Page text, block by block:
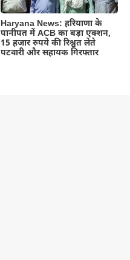
Haryana News: हरियाणा के
पानीपत में ACB का बड़ा एक्शन,
15 हजार रुपये की रिश्वत लेते
पटवारी और सहायक गिरफ्तार